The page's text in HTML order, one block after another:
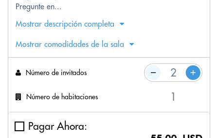
Pregunte en...
Mostrar descripción completa
Mostrar comodidades de la sala
Número de invitados
Número de habitaciones
Pagar Ahora: